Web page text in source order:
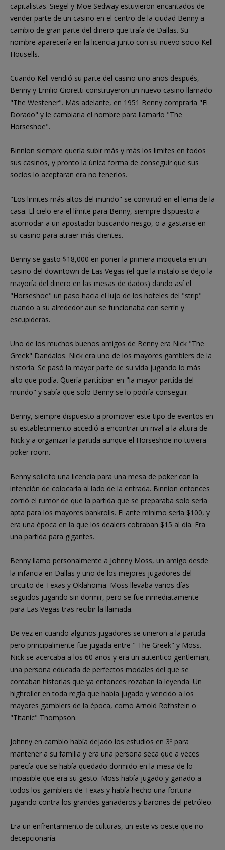
capitalistas. Siegel y Moe Sedway estuvieron encantados de
vender parte de un casino en el centro de la ciudad Benny a
cambio de gran parte del dinero que traía de Dallas. Su
nombre aparecería en la licencia junto con su nuevo socio Kell
Housells.
Cuando Kell vendió su parte del casino uno años después,
Benny y Emilio Gioretti construyeron un nuevo casino llamado
"The Westener". Más adelante, en 1951 Benny compraría "El
Dorado" y le cambiaria el nombre para llamarlo "The
Horseshoe".
Binnion siempre quería subir más y más los limites en todos
sus casinos, y pronto la única forma de conseguir que sus
socios lo aceptaran era no tenerlos.
"Los limites más altos del mundo" se convirtió en el lema de la
casa. El cielo era el límite para Benny, siempre dispuesto a
acomodar a un apostador buscando riesgo, o a gastarse en
su casino para atraer más clientes.
Benny se gasto $18,000 en poner la primera moqueta en un
casino del downtown de Las Vegas (el que la instalo se dejo la
mayoría del dinero en las mesas de dados) dando así el
"Horseshoe" un paso hacia el lujo de los hoteles del "strip"
cuando a su alrededor aun se funcionaba con serrín y
escupideras.
Uno de los muchos buenos amigos de Benny era Nick "The
Greek" Dandalos. Nick era uno de los mayores gamblers de la
historia. Se pasó la mayor parte de su vida jugando lo más
alto que podía. Quería participar en "la mayor partida del
mundo" y sabía que solo Benny se lo podría conseguir.
Benny, siempre dispuesto a promover este tipo de eventos en
su establecimiento accedió a encontrar un rival a la altura de
Nick y a organizar la partida aunque el Horseshoe no tuviera
poker room.
Benny solicito una licencia para una mesa de poker con la
intención de colocarla al lado de la entrada. Binnion entonces
corrió el rumor de que la partida que se preparaba solo seria
apta para los mayores bankrolls. El ante mínimo seria $100, y
era una época en la que los dealers cobraban $15 al día. Era
una partida para gigantes.
Benny llamo personalmente a Johnny Moss, un amigo desde
la infancia en Dallas y uno de los mejores jugadores del
circuito de Texas y Oklahoma. Moss llevaba varios días
seguidos jugando sin dormir, pero se fue inmediatamente
para Las Vegas tras recibir la llamada.
De vez en cuando algunos jugadores se unieron a la partida
pero principalmente fue jugada entre " The Greek" y Moss.
Nick se acercaba a los 60 años y era un autentico gentleman,
una persona educada de perfectos modales del que se
contaban historias que ya entonces rozaban la leyenda. Un
highroller en toda regla que había jugado y vencido a los
mayores gamblers de la época, como Arnold Rothstein o
"Titanic" Thompson.
Johnny en cambio había dejado los estudios en 3º para
mantener a su familia y era una persona seca que a veces
parecía que se había quedado dormido en la mesa de lo
impasible que era su gesto. Moss había jugado y ganado a
todos los gamblers de Texas y había hecho una fortuna
jugando contra los grandes ganaderos y barones del petróleo.
Era un enfrentamiento de culturas, un este vs oeste que no
decepcionaría.